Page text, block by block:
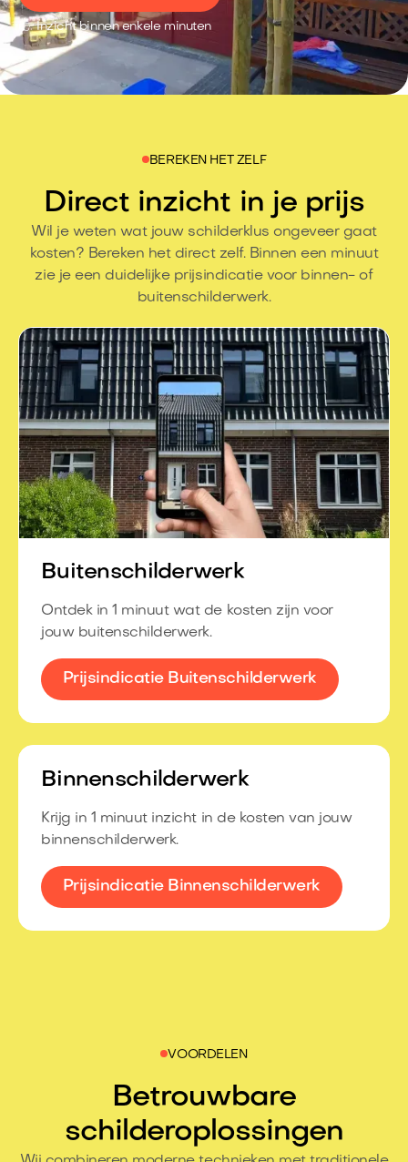
👉 Inzicht binnen enkele minuten
BEREKEN HET ZELF
Direct inzicht in je prijs
Wil je weten wat jouw schilderklus ongeveer gaat
kosten? Bereken het direct zelf. Binnen een minuut
zie je een duidelijke prijsindicatie voor binnen- of
buitenschilderwerk.
Buitenschilderwerk
Ontdek in 1 minuut wat de kosten zijn voor
jouw buitenschilderwerk.
Prijsindicatie Buitenschilderwerk
Binnenschilderwerk
Krijg in 1 minuut inzicht in de kosten van jouw
binnenschilderwerk.
Prijsindicatie Binnenschilderwerk
VOORDELEN
Betrouwbare
schilderoplossingen